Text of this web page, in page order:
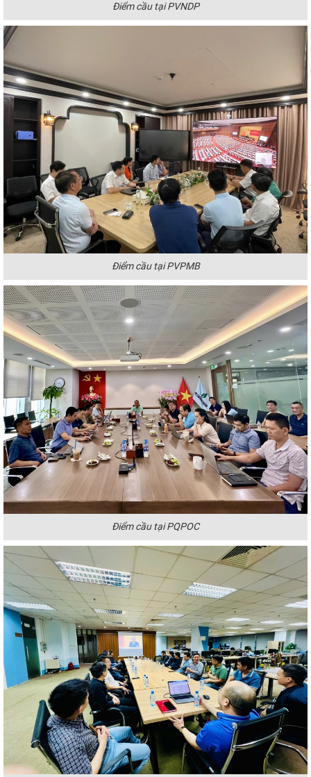
Điểm cầu tại PVNDP
Điểm cầu tại PVPMB
Điểm cầu tại PQPOC